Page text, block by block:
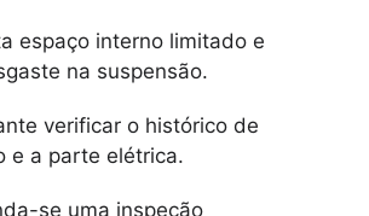
espaço interno limitado e
na suspensão.
verificar o histórico de
e a parte elétrica.
se uma inspeção